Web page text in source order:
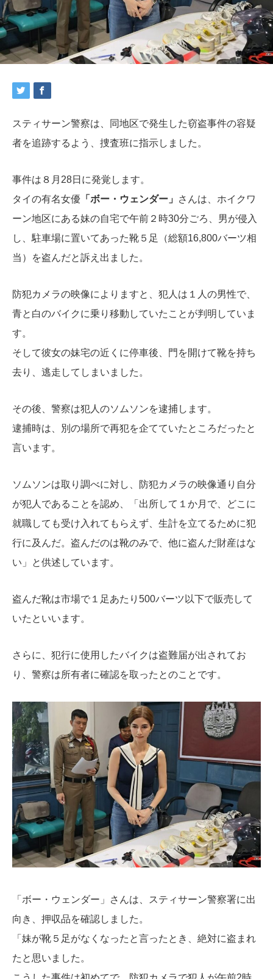
スティサーン警察は、同地区で発生した窃盗事件の容疑
者を追跡するよう、捜査班に指示しました。
事件は８月28日に発覚します。
タイの有名女優 「ボー・ウェンダー」
さんは、ホイクワ
ーン地区にある妹の自宅で午前２時30分ごろ、男が侵入
し、駐車場に置いてあった靴５足（総額16,800バーツ相
当）を盗んだと訴え出ました。
防犯カメラの映像によりますと、犯人は１人の男性で、
青と白のバイクに乗り移動していたことが判明していま
す。
そして彼女の妹宅の近くに停車後、門を開けて靴を持ち
去り、逃走してしまいました。
その後、警察は犯人のソムソンを逮捕します。
逮捕時は、別の場所で再犯を企てていたところだったと
言います。
ソムソンは取り調べに対し、防犯カメラの映像通り自分
が犯人であることを認め、「出所して１か月で、どこに
就職しても受け入れてもらえず、生計を立てるために犯
行に及んだ。盗んだのは靴のみで、他に盗んだ財産はな
い」と供述しています。
盗んだ靴は市場で１足あたり500バーツ以下で販売して
いたといいます。
さらに、犯行に使用したバイクは盗難届が出されてお
り、警察は所有者に確認を取ったとのことです。
「ボー・ウェンダー」さんは、スティサーン警察署に出
向き、押収品を確認しました。
「妹が靴５足がなくなったと言ったとき、絶対に盗まれ
たと思いました。